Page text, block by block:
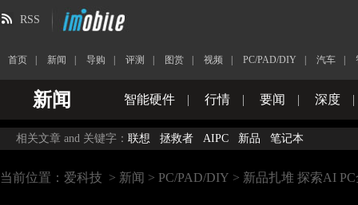
RSS
首页 新闻 导购 评测 图赏 视频 PC/PAD/DIY 汽车
新闻 智能硬件 | 行情 | 要闻 | 深度 |
相关文章 and 关键字： 联想 拯救者 AIPC 新品 笔记本
当前位置： 爱科技 > 新闻 > PC/PAD/DIY > 新品扎堆 探索AI